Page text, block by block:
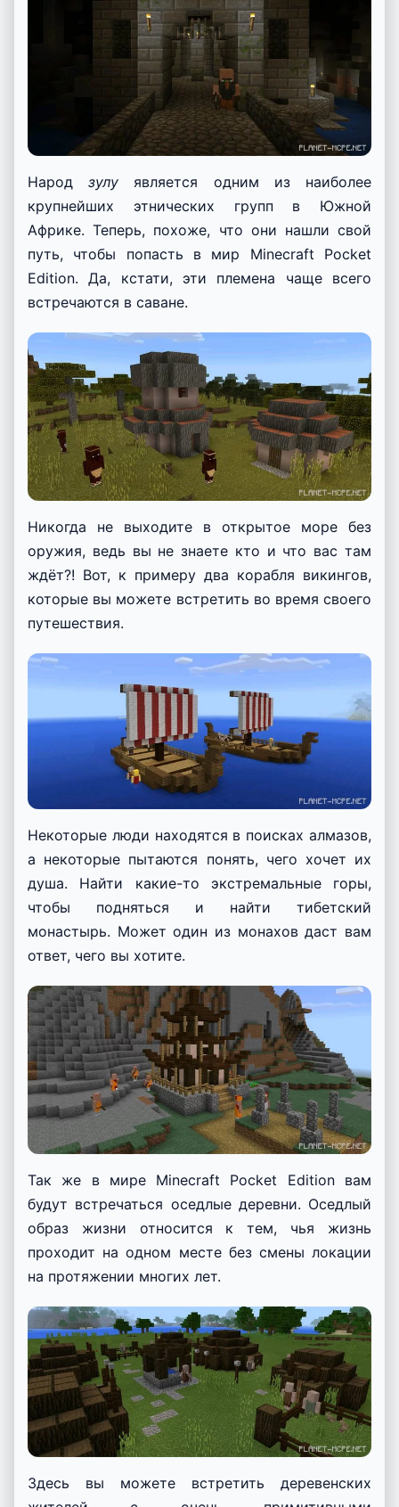
Народзулу является одним из наиболее
крупнейших этнических групп в Южной
Африке. Теперь, похоже, что они нашли свой
путь, чтобы попасть в мир Minecraft Pocket
Edition. Да, кстати, эти племена чаще всего
встречаются в саване.
Никогда не выходите в открытое море без
оружия, ведь вы не знаете кто и что вас там
ждёт?! Вот, к примеру два корабля викингов,
которые вы можете встретить во время своего
путешествия.
Некоторые люди находятся в поисках алмазов,
а некоторые пытаются понять, чего хочет их
душа. Найти какие-то экстремальные горы,
чтобы подняться и найти тибетский
монастырь. Может один из монахов даст вам
ответ, чего вы хотите.
Так же в мире Minecraft Pocket Edition вам
будут встречаться оседлые деревни. Оседлый
образ жизни относится к тем, чья жизнь
проходит на одном месте без смены локации
на протяжении многих лет.
Здесь вы можете встретить деревенских